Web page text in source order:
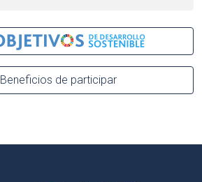
Beneficios de participar